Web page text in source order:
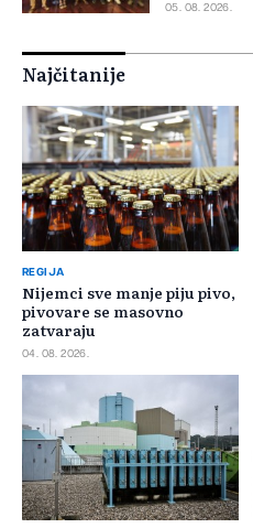
05. 08. 2026.
Najčitanije
REGIJA
Nijemci sve manje piju pivo,
pivovare se masovno
zatvaraju
04. 08. 2026.